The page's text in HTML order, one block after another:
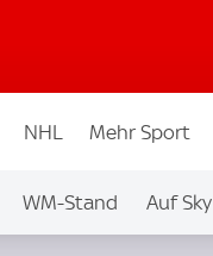
NHL Mehr Sport
WM-Stand Auf Sky